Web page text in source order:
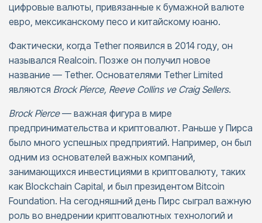
цифровые валюты, привязанные к бумажной валюте
евро, мексиканскому песо и китайскому юаню.
Фактически, когда Tether появился в 2014 году, он
назывался Realcoin. Позже он получил новое
название — Tether. Основателями Tether Limited
являются Brock Pierce, Reeve Collins ve Craig Sellers.
Brock Pierce— важная фигура в мире
предпринимательства и криптовалют. Раньше у Пирса
было много успешных предприятий. Например, он был
одним из основателей важных компаний,
занимающихся инвестициями в криптовалюту, таких
как Blockchain Capital, и был президентом Bitcoin
Foundation. На сегодняшний день Пирс сыграл важную
роль во внедрении криптовалютных технологий и